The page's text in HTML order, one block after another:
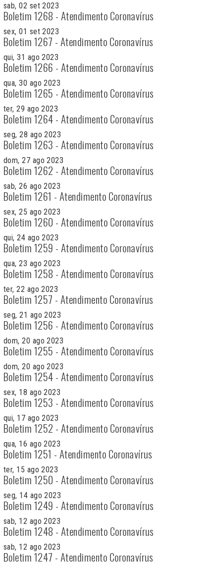
sab, 02 set 2023
Boletim 1268 - Atendimento Coronavírus
sex, 01 set 2023
Boletim 1267 - Atendimento Coronavírus
qui, 31 ago 2023
Boletim 1266 - Atendimento Coronavírus
qua, 30 ago 2023
Boletim 1265 - Atendimento Coronavírus
ter, 29 ago 2023
Boletim 1264 - Atendimento Coronavírus
seg, 28 ago 2023
Boletim 1263 - Atendimento Coronavírus
dom, 27 ago 2023
Boletim 1262 - Atendimento Coronavírus
sab, 26 ago 2023
Boletim 1261 - Atendimento Coronavírus
sex, 25 ago 2023
Boletim 1260 - Atendimento Coronavírus
qui, 24 ago 2023
Boletim 1259 - Atendimento Coronavírus
qua, 23 ago 2023
Boletim 1258 - Atendimento Coronavírus
ter, 22 ago 2023
Boletim 1257 - Atendimento Coronavírus
seg, 21 ago 2023
Boletim 1256 - Atendimento Coronavírus
dom, 20 ago 2023
Boletim 1255 - Atendimento Coronavírus
dom, 20 ago 2023
Boletim 1254 - Atendimento Coronavírus
sex, 18 ago 2023
Boletim 1253 - Atendimento Coronavírus
qui, 17 ago 2023
Boletim 1252 - Atendimento Coronavírus
qua, 16 ago 2023
Boletim 1251 - Atendimento Coronavírus
ter, 15 ago 2023
Boletim 1250 - Atendimento Coronavírus
seg, 14 ago 2023
Boletim 1249 - Atendimento Coronavírus
sab, 12 ago 2023
Boletim 1248 - Atendimento Coronavírus
sab, 12 ago 2023
Boletim 1247 - Atendimento Coronavírus